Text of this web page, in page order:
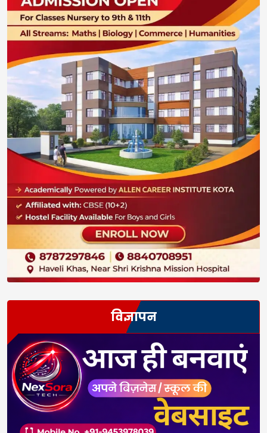
विज्ञापन